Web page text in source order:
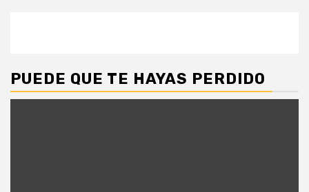
PUEDE QUE TE HAYAS PERDIDO